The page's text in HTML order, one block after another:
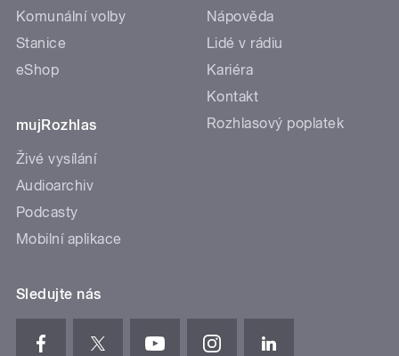
Komunální volby
Stanice
eShop
mujRozhlas
Živé vysílání
Audioarchiv
Podcasty
Mobilní aplikace
Nápověda
Lidé v rádiu
Kariéra
Kontakt
Rozhlasový poplatek
Sledujte nás